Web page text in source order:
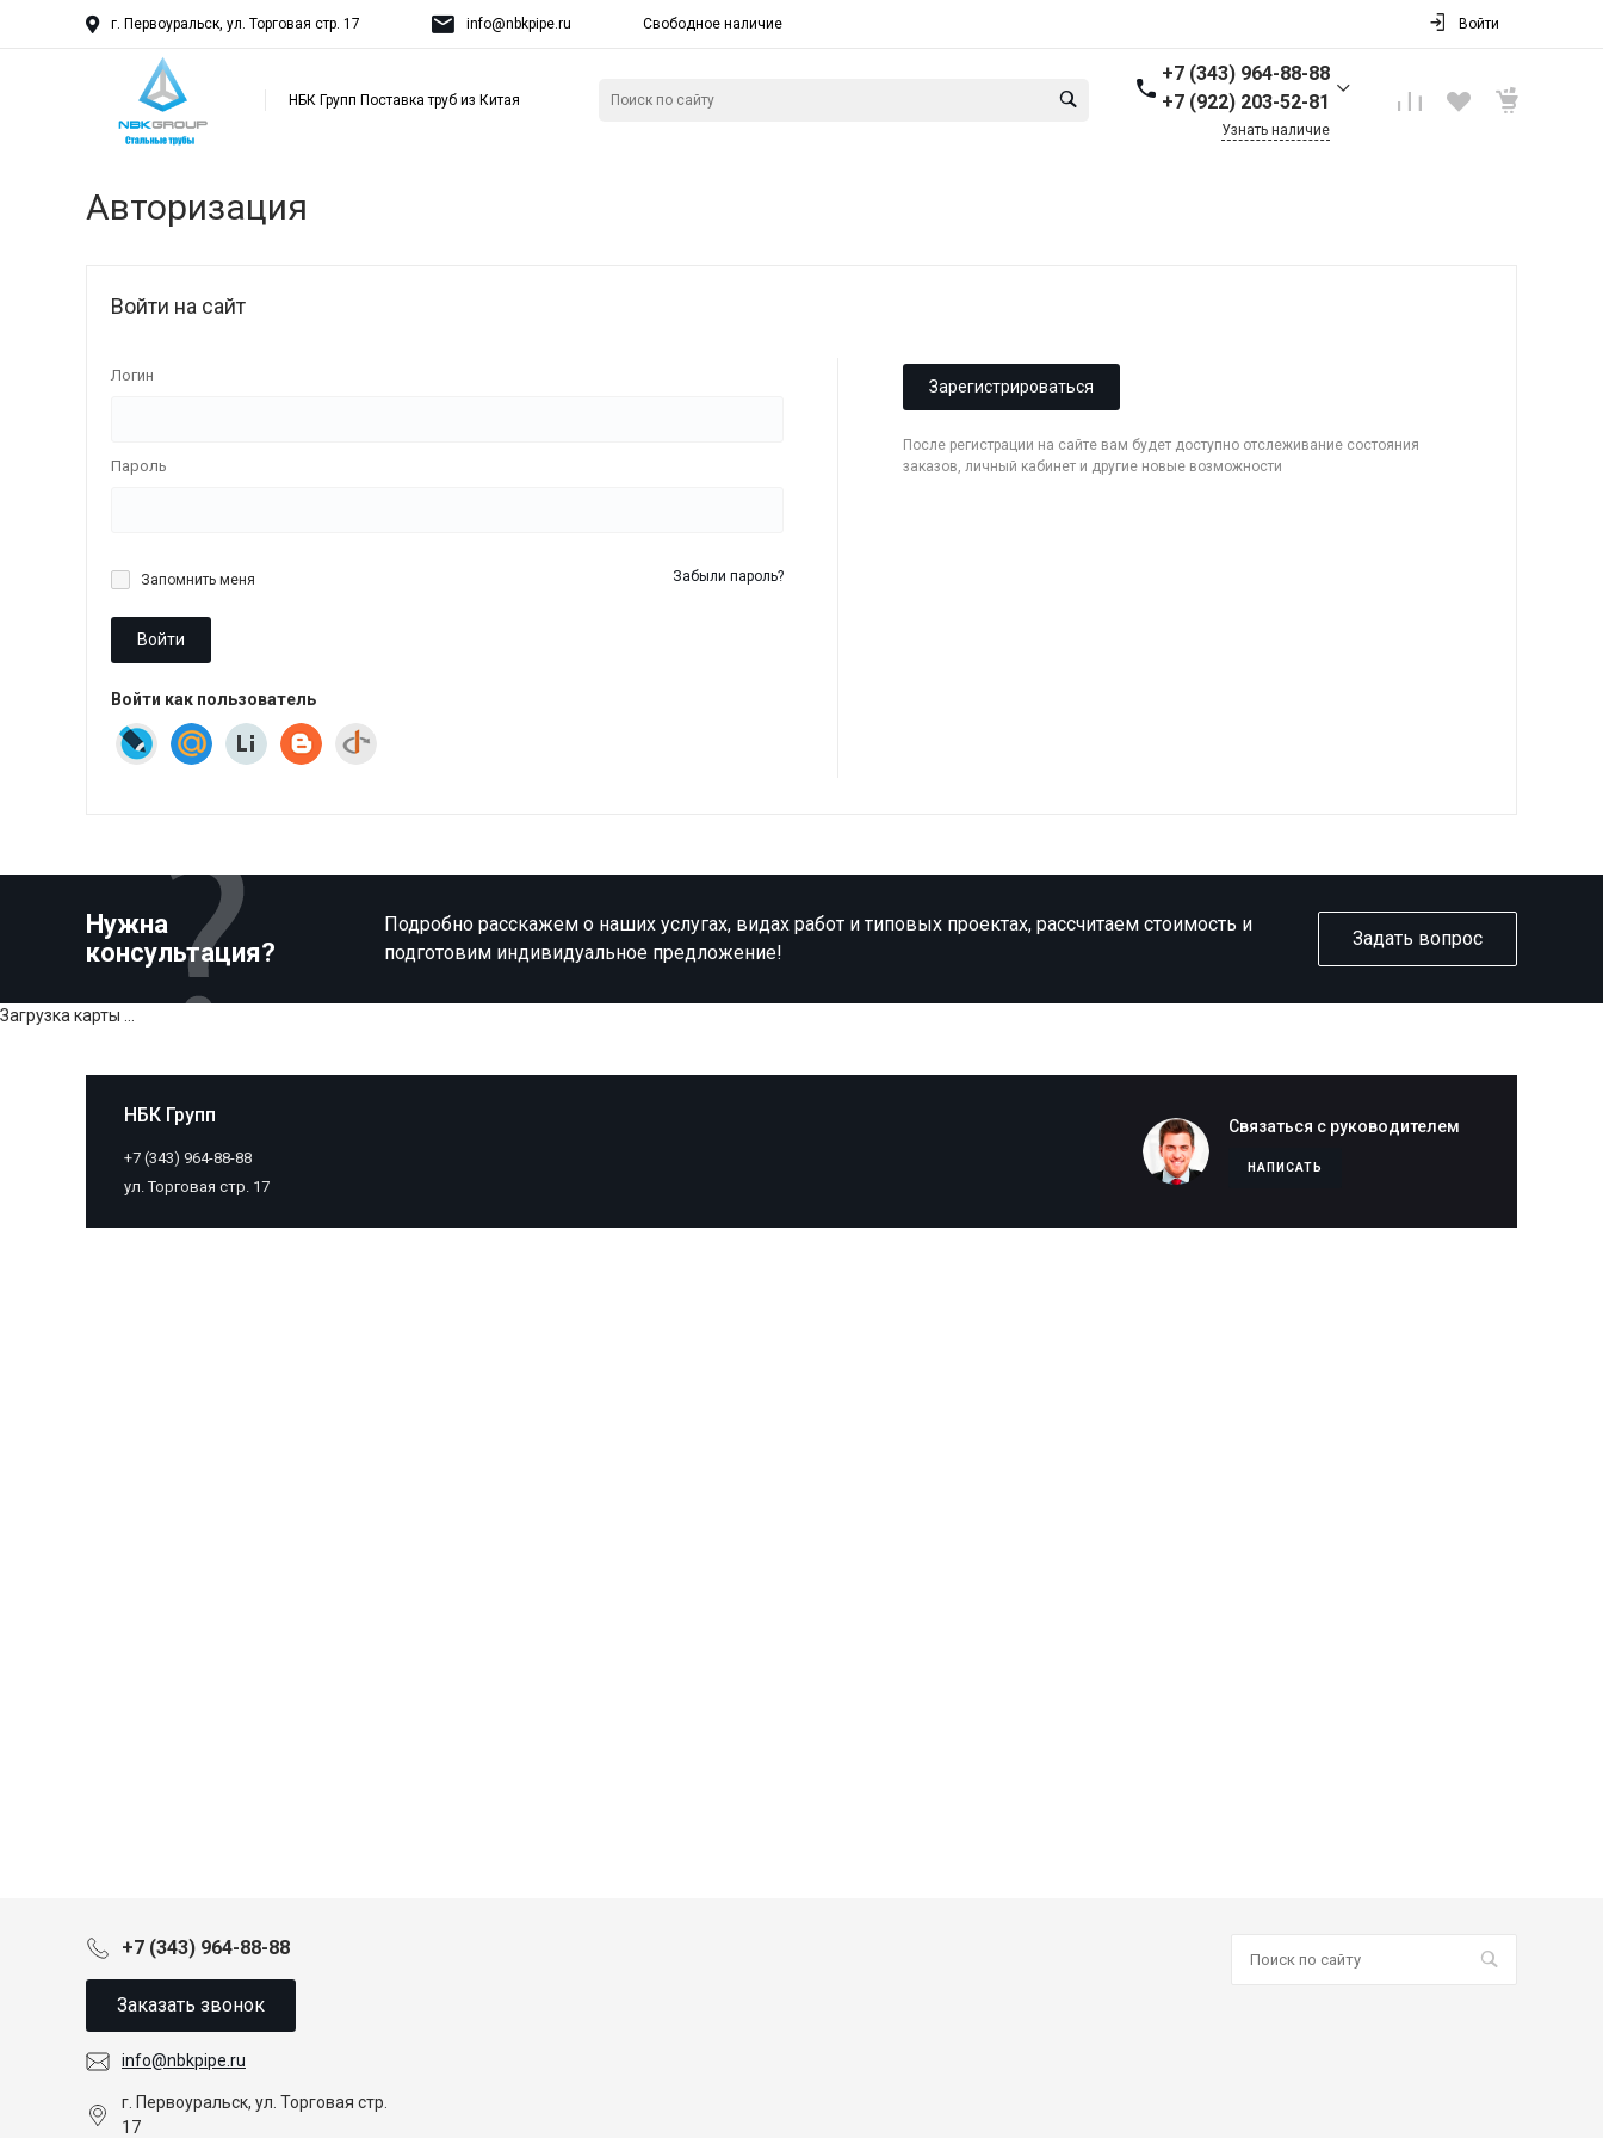
г. Первоуральск, ул. Торговая стр. 17 info@nbkpipe.ru Свободное наличие Войти
НБК Групп Поставка труб из Китая
+7 (343) 964-88-88
+7 (922) 203-52-81
Узнать наличие
Авторизация
Войти на сайт
Логин
Пароль
Запомнить меня Забыли пароль?
Войти
Войти как пользователь
Зарегистрироваться
После регистрации на сайте вам будет доступно отслеживание состояния
заказов, личный кабинет и другие новые возможности
Нужна
консультация?
Подробно расскажем о наших услугах, видах работ и типовых проектах, рассчитаем стоимость и
подготовим индивидуальное предложение!
Задать вопрос
Связаться с руководителем
НАПИСАТЬ
НБК Групп
+7 (343) 964-88-88
ул. Торговая стр. 17
Загрузка карты ...
+7 (343) 964-88-88
Заказать звонок
info@nbkpipe.ru
г. Первоуральск, ул. Торговая стр.
17